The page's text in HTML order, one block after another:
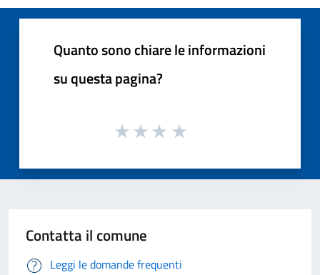
Quanto sono chiare le informazioni
su questa pagina?
Contatta il comune
Leggi le domande frequenti